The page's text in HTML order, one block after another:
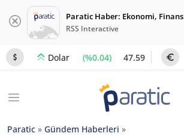
Paratic Haber: Ekonomi, Finans
RSS Interactive
Dolar (%0.04) 47.59
Paratic » Gündem Haberleri »